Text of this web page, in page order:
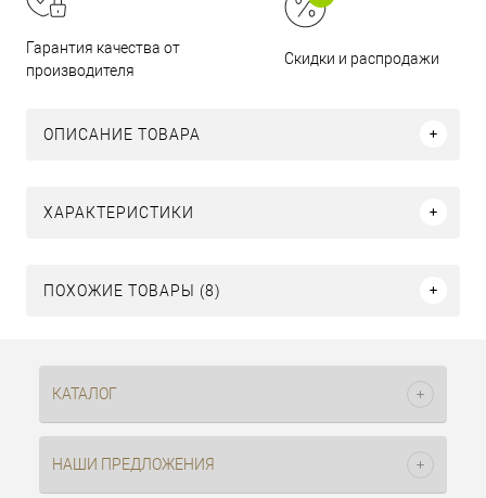
Гарантия качества от
производителя
Скидки и распродажи
ОПИСАНИЕ ТОВАРА
ХАРАКТЕРИСТИКИ
ПОХОЖИЕ ТОВАРЫ (8)
КАТАЛОГ
НАШИ ПРЕДЛОЖЕНИЯ